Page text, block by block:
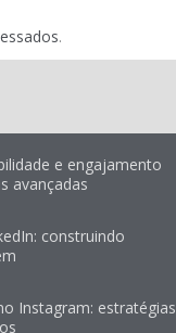
.
e engajamento
avançadas
construindo
Instagram: estratégias